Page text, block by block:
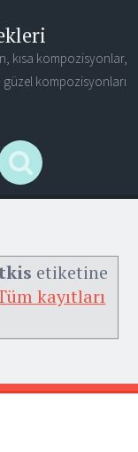
kısa kompozisyonlar,
kompozisyonları
Links
Search
etiketine
kayıtları